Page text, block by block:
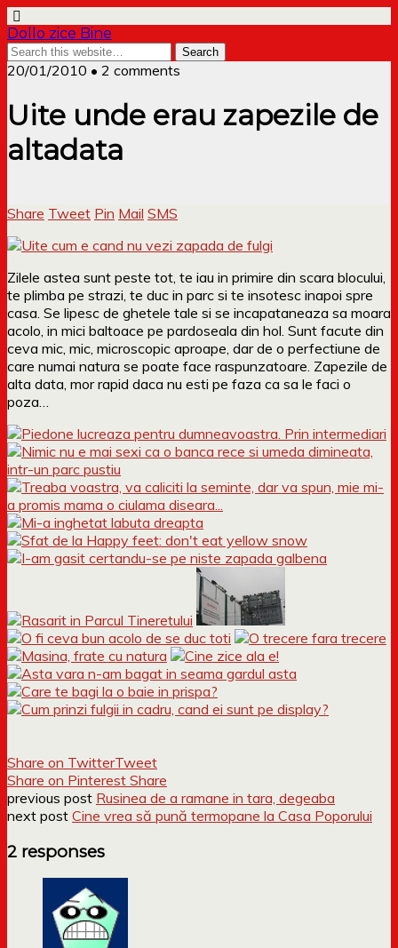
Dollo zice Bine
20/01/2010 • 2 comments
Uite unde erau zapezile de
altadata
Share Tweet Pin Mail SMS
Zilele astea sunt peste tot, te iau in primire din scara blocului,
te plimba pe strazi, te duc in parc si te insotesc inapoi spre
casa. Se lipesc de ghetele tale si se incapataneaza sa moara
acolo, in mici baltoace pe pardoseala din hol. Sunt facute din
ceva mic, mic, microscopic aproape, dar de o perfectiune de
care numai natura se poate face raspunzatoare. Zapezile de
alta data, mor rapid daca nu esti pe faza ca sa le faci o
poza…
Share on TwitterTweet
Share on Pinterest Share
previous post Rusinea de a ramane in tara, degeaba
next post Cine vrea să pună termopane la Casa Poporului
2 responses